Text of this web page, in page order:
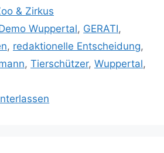
& Zirkus
Wuppertal, GERATI,
, redaktionelle Entscheidung,
, Tierschützer, Wuppertal,